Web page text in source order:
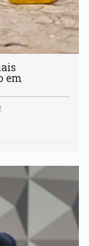
em